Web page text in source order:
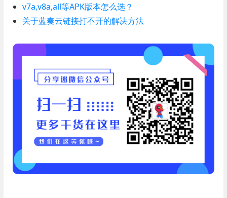
v7a,v8a,all等APK版本怎么选？
关于蓝奏云链接打不开的解决方法